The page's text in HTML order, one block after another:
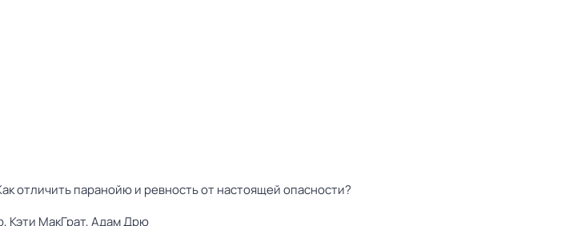
отличить паранойю и ревность от настоящей опасности?
Кэти МакГрат,Адам Дрю